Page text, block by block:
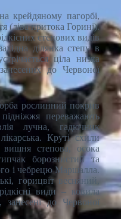
крейдяному пагорбі,
(ліва притока Горині).
степових видів
ділянка степу в
ціла низка
до Червоної
рослинний покрив
переважають
лучна, гадючник
Круті схили
вишня степова, осока
борознистий та
і чебрецю Маршалла.
горицвіт весняний,
види – ковила
занесені до Червоної